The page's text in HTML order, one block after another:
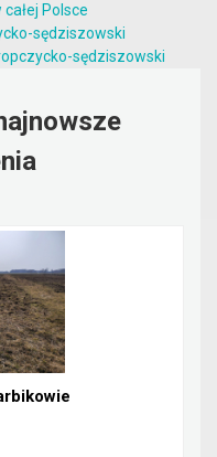
Polsce
sędziszowski
sędziszowski